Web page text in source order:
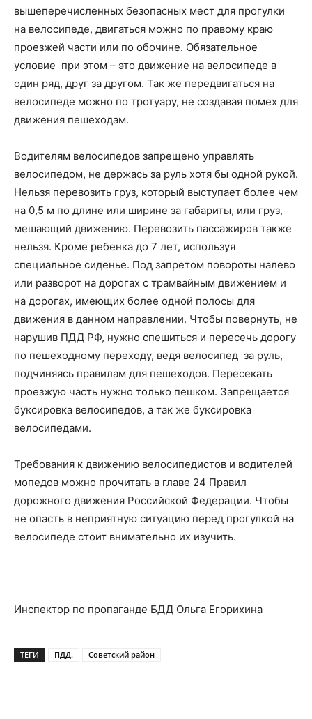
вышеперечисленных безопасных мест для прогулки
на велосипеде, двигаться можно по правому краю
проезжей части или по обочине. Обязательное
условие при этом – это движение на велосипеде в
один ряд, друг за другом. Так же передвигаться на
велосипеде можно по тротуару, не создавая помех для
движения пешеходам.
Водителям велосипедов запрещено управлять
велосипедом, не держась за руль хотя бы одной рукой.
Нельзя перевозить груз, который выступает более чем
на 0,5 м по длине или ширине за габариты, или груз,
мешающий движению. Перевозить пассажиров также
нельзя. Кроме ребенка до 7 лет, используя
специальное сиденье. Под запретом повороты налево
или разворот на дорогах с трамвайным движением и
на дорогах, имеющих более одной полосы для
движения в данном направлении. Чтобы повернуть, не
нарушив ПДД РФ, нужно спешиться и пересечь дорогу
по пешеходному переходу, ведя велосипед за руль,
подчиняясь правилам для пешеходов. Пересекать
проезжую часть нужно только пешком. Запрещается
буксировка велосипедов, а так же буксировка
велосипедами.
Требования к движению велосипедистов и водителей
мопедов можно прочитать в главе 24 Правил
дорожного движения Российской Федерации. Чтобы
не опасть в неприятную ситуацию перед прогулкой на
велосипеде стоит внимательно их изучить.
Инспектор по пропаганде БДД Ольга Егорихина
ТЕГИ ПДД. Советский район